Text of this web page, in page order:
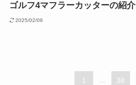
ゴルフ4マフラーカッターの紹介
2025/02/06
1 38